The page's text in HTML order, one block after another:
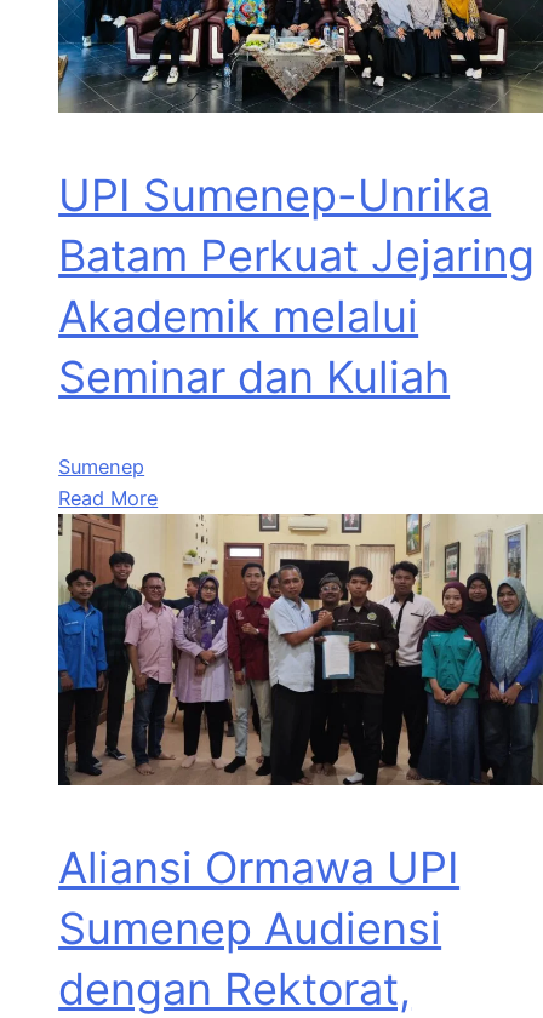
UPI Sumenep-Unrika
Batam Perkuat Jejaring
Akademik melalui
Seminar dan Kuliah
Sumenep
Read More
Aliansi Ormawa UPI
Sumenep Audiensi
dengan Rektorat,